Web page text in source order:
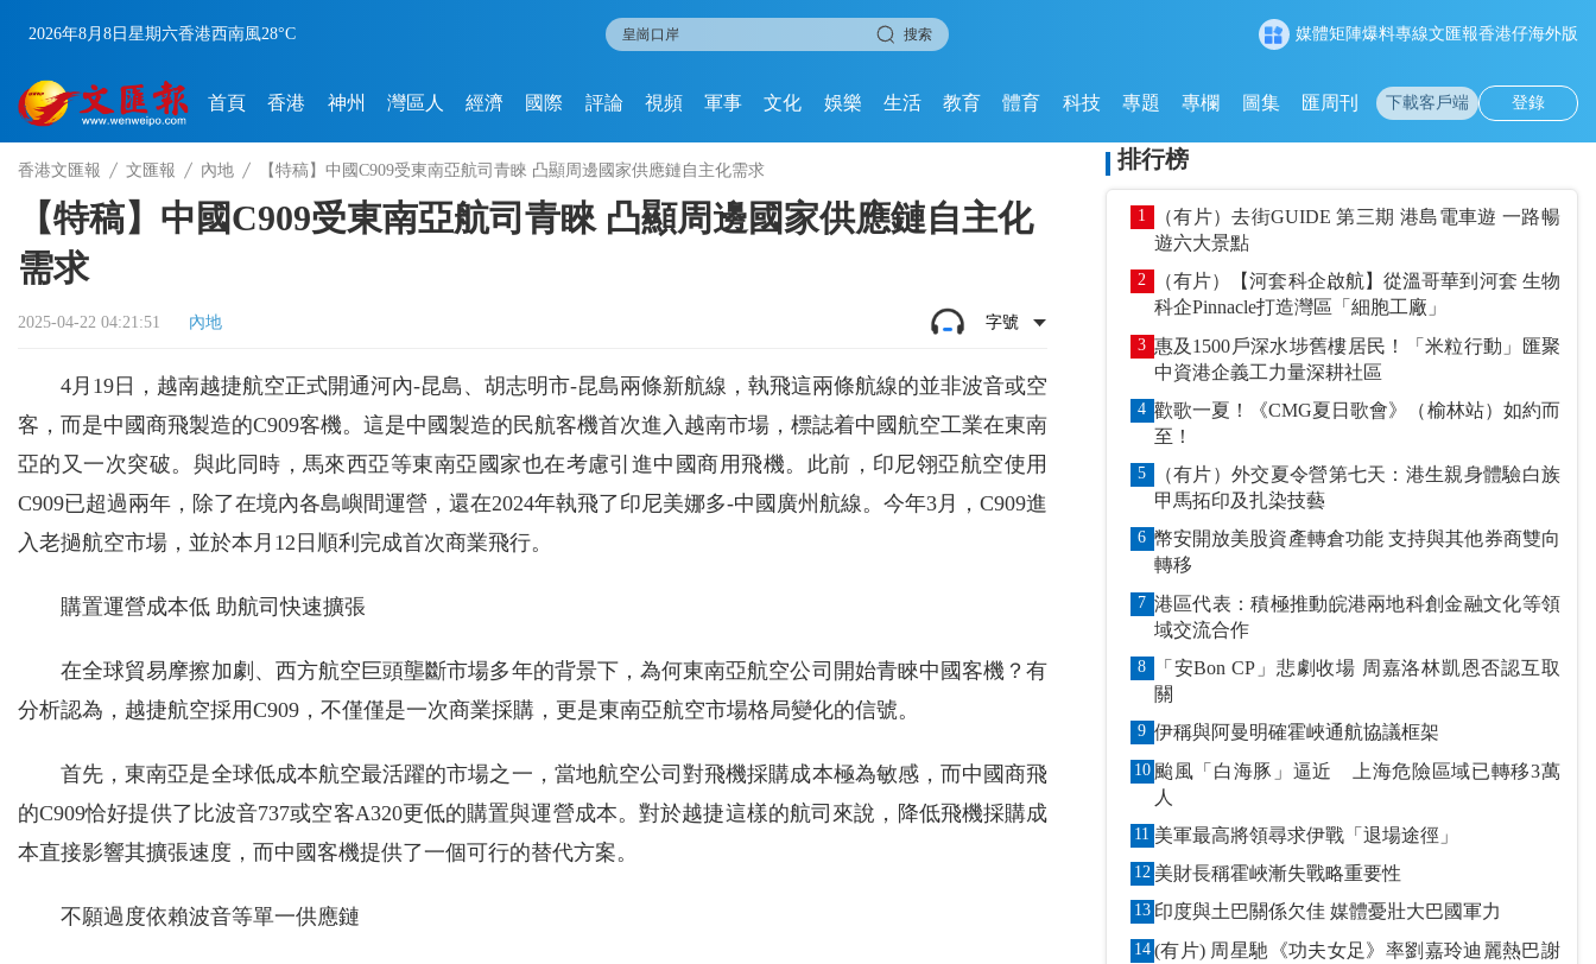
2026年8月8日 星期六香港西南風28°C 搜索 媒體矩陣爆料專線文匯報香港仔海外版
首頁 香港 神州 灣區人 經濟 國際 評論 視頻 軍事 文化 娛樂 生活 教育 體育 科技 專題 專欄 圖集 匯周刊 下載客戶端 登錄
香港文匯報 文匯報 內地 【特稿】中國C909受東南亞航司青睞 凸顯周邊國家供應鏈自主化需求
【特稿】中國C909受東南亞航司青睞 凸顯周邊國家供應鏈自主化
需求
2025-04-22 04:21:51 內地 字號
4月19日，越南越捷航空正式開通河內-昆島、胡志明市-昆島兩條新航線，執飛這兩條航線的並非波音或空
客，而是中國商飛製造的C909客機。這是中國製造的民航客機首次進入越南市場，標誌着中國航空工業在東南
亞的又一次突破。與此同時，馬來西亞等東南亞國家也在考慮引進中國商用飛機。此前，印尼翎亞航空使用
C909已超過兩年，除了在境內各島嶼間運營，還在2024年執飛了印尼美娜多-中國廣州航線。今年3月，C909進
入老撾航空市場，並於本月12日順利完成首次商業飛行。
購置運營成本低 助航司快速擴張
在全球貿易摩擦加劇、西方航空巨頭壟斷市場多年的背景下，為何東南亞航空公司開始青睞中國客機？有
分析認為，越捷航空採用C909，不僅僅是一次商業採購，更是東南亞航空市場格局變化的信號。
首先，東南亞是全球低成本航空最活躍的市場之一，當地航空公司對飛機採購成本極為敏感，而中國商飛
的C909恰好提供了比波音737或空客A320更低的購置與運營成本。對於越捷這樣的航司來說，降低飛機採購成
本直接影響其擴張速度，而中國客機提供了一個可行的替代方案。
不願過度依賴波音等單一供應鏈
排行榜
1
（有片）去街GUIDE 第三期 港島電車遊 一路暢
遊六大景點
2
（有片）【河套科企啟航】從溫哥華到河套 生物
科企Pinnacle打造灣區「細胞工廠」
3 惠及1500戶深水埗舊樓居民！「米粒行動」匯聚
中資港企義工力量深耕社區
4 歡歌一夏！《CMG夏日歌會》（榆林站）如約而
至！
5
（有片）外交夏令營第七天：港生親身體驗白族
甲馬拓印及扎染技藝
6 幣安開放美股資產轉倉功能 支持與其他券商雙向
轉移
7 港區代表：積極推動皖港兩地科創金融文化等領
域交流合作
8
「安Bon CP」悲劇收場 周嘉洛林凱恩否認互取
關
9 伊稱與阿曼明確霍峽通航協議框架
10 颱風「白海豚」逼近 上海危險區域已轉移3萬
人
11 美軍最高將領尋求伊戰「退場途徑」
12 美財長稱霍峽漸失戰略重要性
13 印度與土巴關係欠佳 媒體憂壯大巴國軍力
14 (有片) 周星馳《功夫女足》率劉嘉玲迪麗熱巴謝